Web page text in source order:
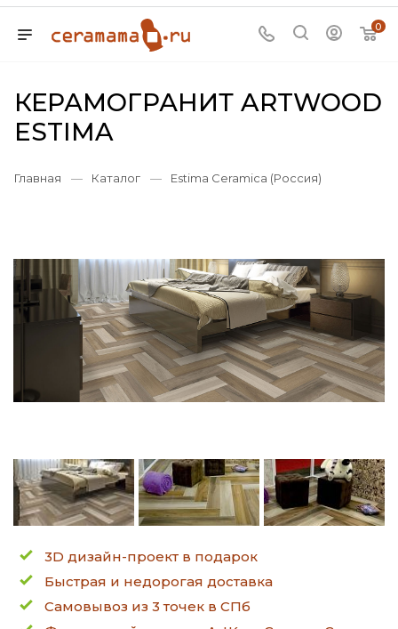
0
КЕРАМОГРАНИТ ARTWOOD
ESTIMA
Главная — Каталог — Estima Ceramica (Россия)
3D дизайн-проект в подарок
Быстрая и недорогая доставка
Самовывоз из 3 точек в СПб